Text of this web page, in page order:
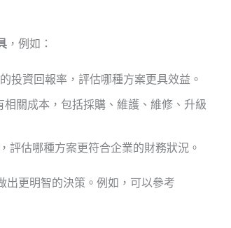
，例如：
投資回報率，評估哪種方案更具效益。
關成本，包括採購、維護、維修、升級
評估哪種方案更符合企業的財務狀況。
出更明智的決策。例如，可以參考